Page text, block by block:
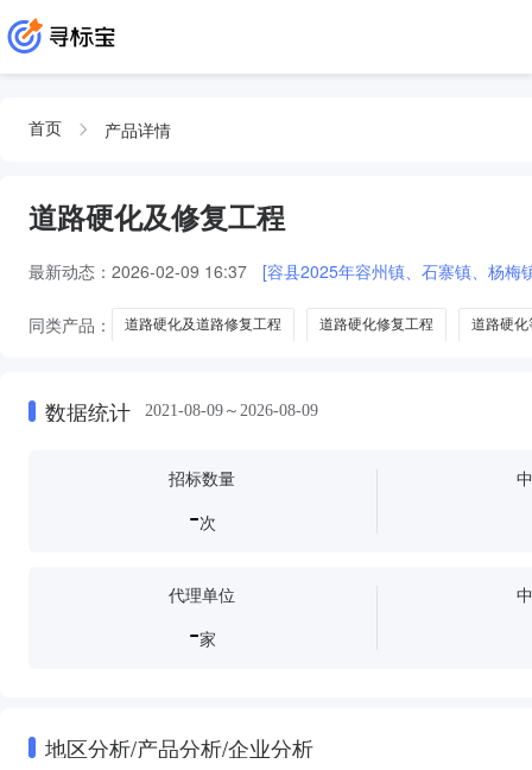
首页 产品详情
道路硬化及修复工程
最新动态： 2026-02-09 16:37 [容县2025年容州镇、石寨镇、杨梅
同类产品： 道路硬化及道路修复工程 道路硬化修复工程 道路硬化
数据统计 2021-08-09～2026-08-09
招标数量
-次
代理单位
-家
地区分析/产品分析/企业分析